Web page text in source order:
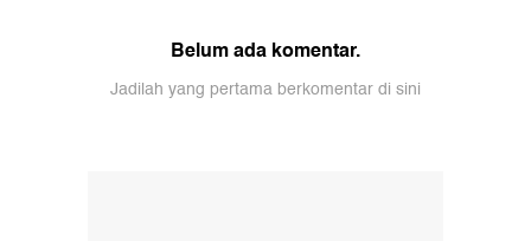
Belum ada komentar.
Jadilah yang pertama berkomentar di sini